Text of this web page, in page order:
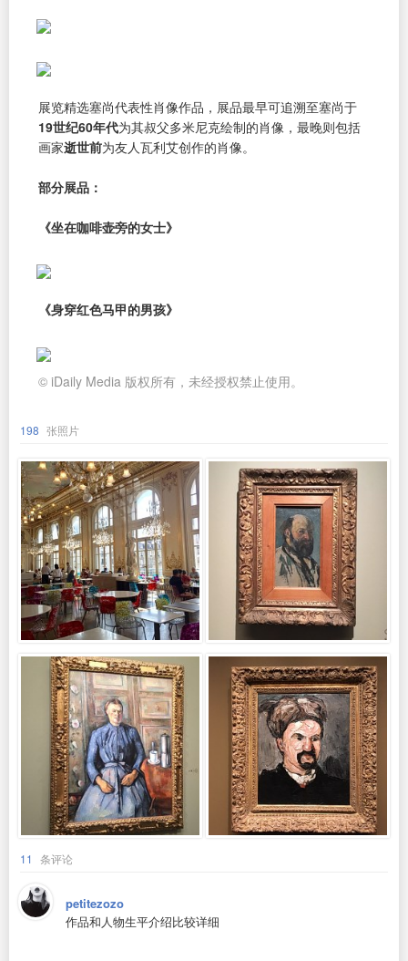
展览精选塞尚代表性肖像作品，展品最早可追溯至塞尚于
19世纪60年代为其叔父多米尼克绘制的肖像，最晚则包括
画家逝世前为友人瓦利艾创作的肖像。
部分展品：
《坐在咖啡壶旁的女士》
《身穿红色马甲的男孩》
© iDaily Media 版权所有，未经授权禁止使用。
198 张照片
11 条评论
petitezozo
作品和人物生平介绍比较详细